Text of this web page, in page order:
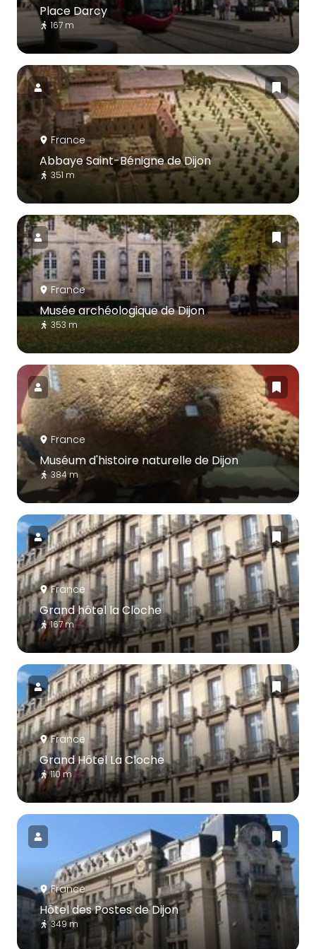
Place Darcy
167 m
France
Abbaye Saint-Bénigne de Dijon
351 m
France
Musée archéologique de Dijon
353 m
France
Muséum d'histoire naturelle de Dijon
384 m
France
Grand hôtel la Cloche
167 m
France
Grand Hôtel La Cloche
110 m
France
Hôtel des Postes de Dijon
349 m